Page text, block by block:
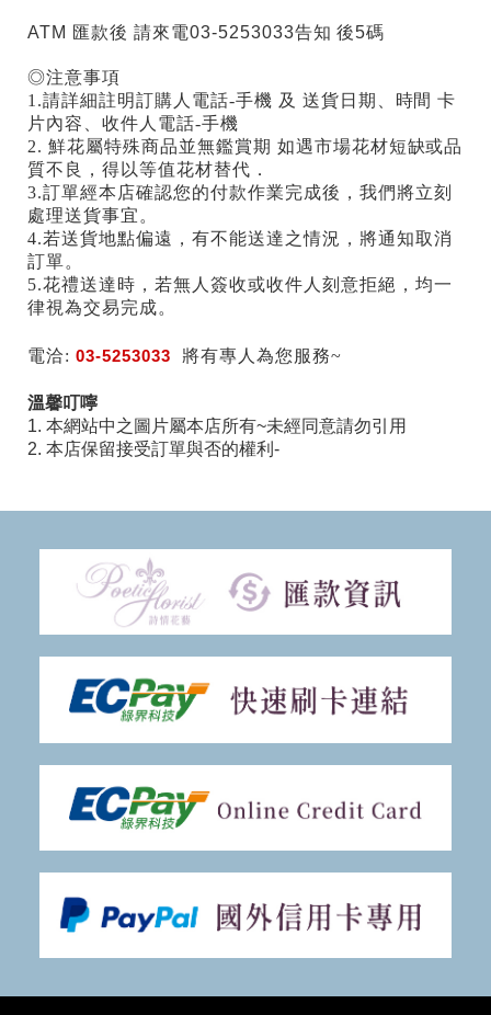
ATM 匯款後 請來電03-5253033告知 後5碼
◎注意事項
1.請詳細註明訂購人電話-手機 及 送貨日期、時間 卡
片內容、收件人電話-手機
2. 鮮花屬特殊商品並無鑑賞期 如遇市場花材短缺或品
質不良，得以等值花材替代．
3.訂單經本店確認您的付款作業完成後，我們將立刻
處理送貨事宜。
4.若送貨地點偏遠，有不能送達之情況，將通知取消
訂單。
5.花禮送達時，若無人簽收或收件人刻意拒絕，均一
律視為交易完成。
電洽:03-5253033 將有專人為您服務~
溫馨叮嚀
1. 本網站中之圖片屬本店所有~未經同意請勿引用
2. 本店保留接受訂單與否的權利-